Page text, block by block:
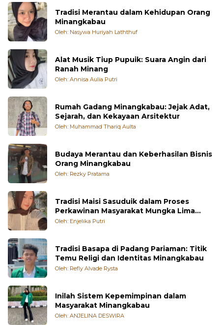
Minangkabau
Oleh: Nasywa Huriyah Laththuf
Ranah Minang
Oleh: Annisa Aulia Putri
Sejarah, dan Kekayaan Arsitektur
Oleh: Muhammad Thariq Aulta
Orang Minangkabau
Oleh: Rezky Pratama
Perkawinan Masyarakat Mungka Lima
Puluh Kota
Oleh: Enjelika Putri
Temu Religi dan Identitas Minangkabau
Oleh: Refly Alvade Rysta
Masyarakat Minangkabau
Oleh: ANJELINA DESWIRA